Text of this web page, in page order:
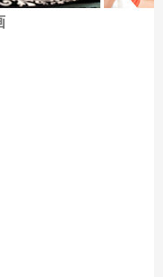
好き放題される七沢みあ